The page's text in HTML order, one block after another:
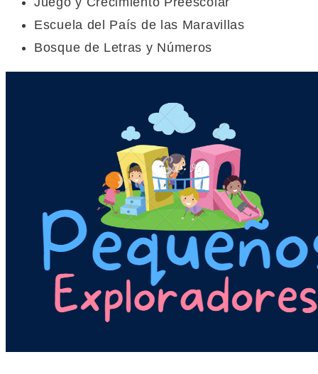
Escuela del País de las Maravillas
Bosque de Letras y Números